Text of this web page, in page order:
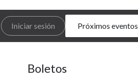
Iniciar sesión Próximos eventos
Boletos